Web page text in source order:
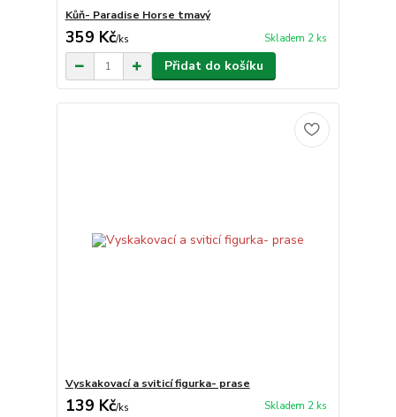
Kůň- Paradise Horse tmavý
359 Kč/ks Skladem 2 ks
Přidat do košíku
Vyskakovací a sviticí figurka- prase
139 Kč/ks Skladem 2 ks